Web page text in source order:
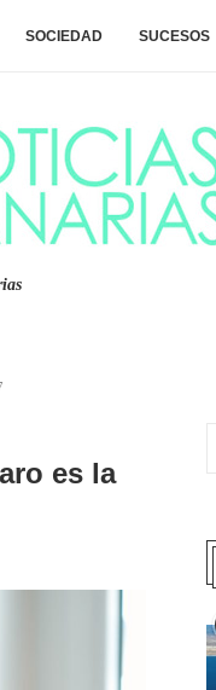
SOCIEDAD SUCESOS
es la